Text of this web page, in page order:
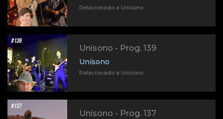
Relacionado a Unísono
Unísono - Prog. 139
Unísono
Relacionado a Unísono
Unísono - Prog. 137